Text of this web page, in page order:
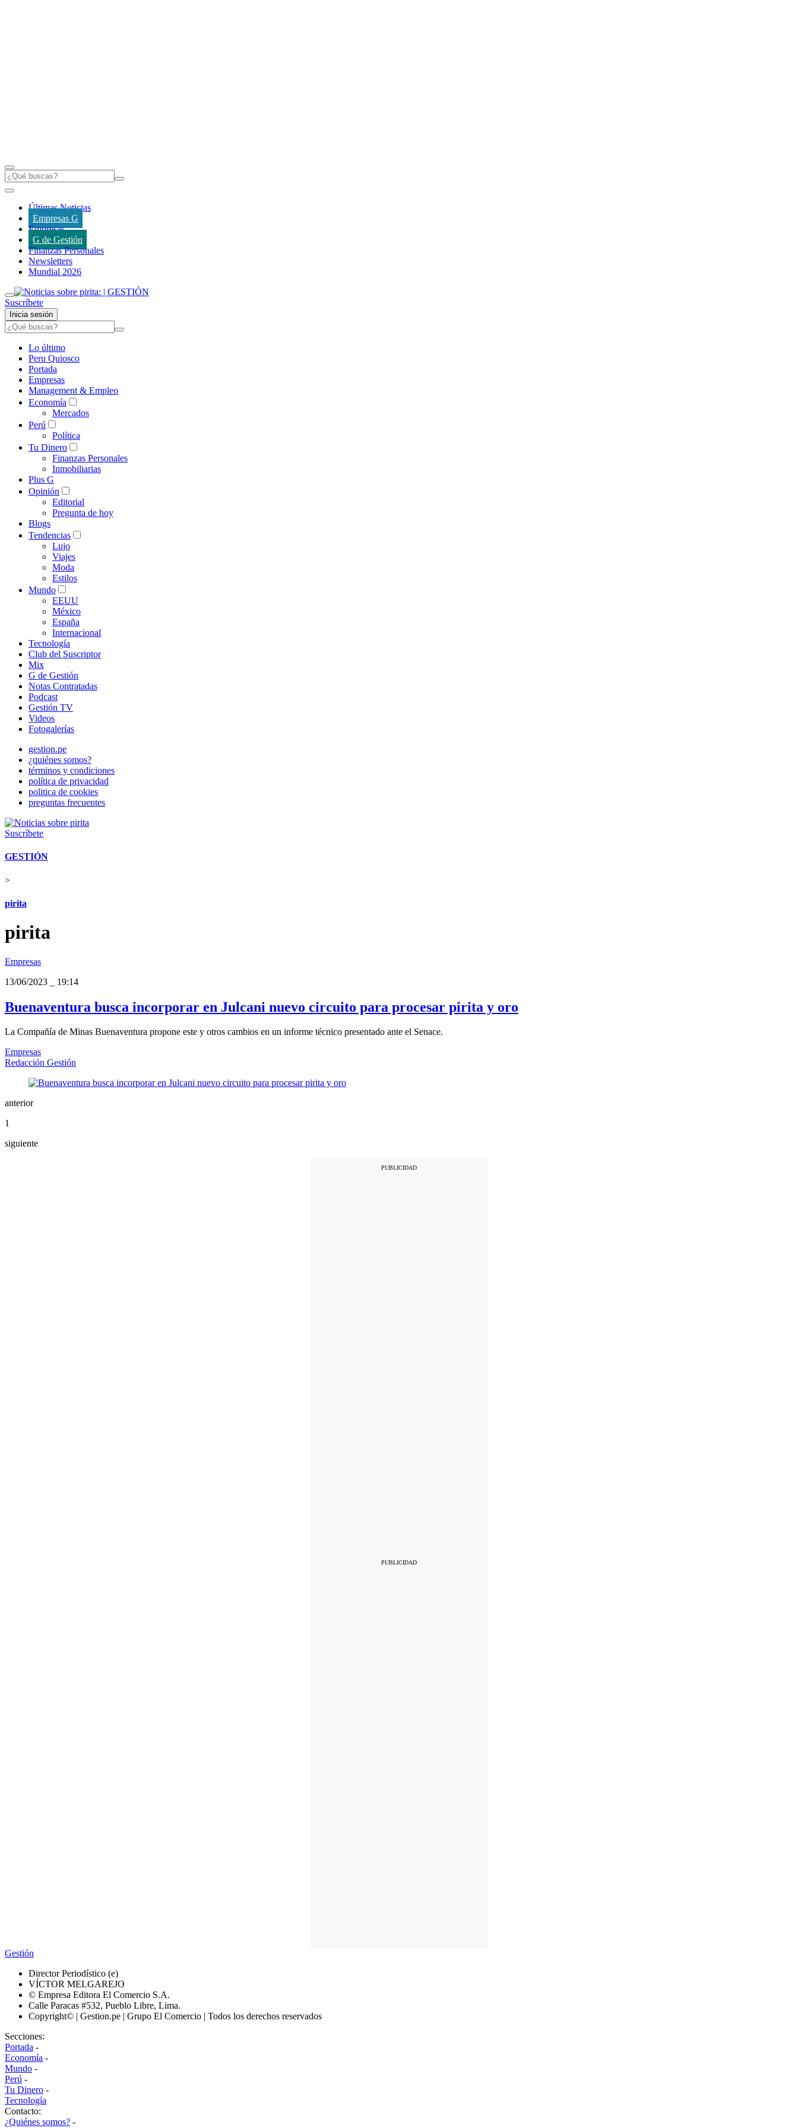
Últimas Noticias
Empresas G
Empresas
G de Gestión
Finanzas Personales
Newsletters
Mundial 2026
Suscríbete
Inicia sesión
Lo último
Peru Quiosco
Portada
Empresas
Management & Empleo
Economía
Mercados
Perú
Política
Tu Dinero
Finanzas Personales
Inmobiliarias
Plus G
Opinión
Editorial
Pregunta de hoy
Blogs
Tendencias
Lujo
Viajes
Moda
Estilos
Mundo
EEUU
México
España
Internacional
Tecnología
Club del Suscriptor
Mix
G de Gestión
Notas Contratadas
Podcast
Gestión TV
Videos
Fotogalerías
gestion.pe
¿quiénes somos?
términos y condiciones
política de privacidad
politica de cookies
preguntas frecuentes
Suscríbete
GESTIÓN
>
pirita
pirita
Empresas
13/06/2023
19:14
Buenaventura busca incorporar en Julcani nuevo circuito para procesar pirita y oro
La Compañía de Minas Buenaventura propone este y otros cambios en un informe técnico presentado ante el Senace.
Empresas
Redacción Gestión
anterior
1
siguiente
Gestión
Director Periodístico (e)
VÍCTOR MELGAREJO
© Empresa Editora El Comercio S.A.
Calle Paracas #532, Pueblo Libre, Lima.
Copyright© | Gestion.pe | Grupo El Comercio | Todos los derechos reservados
Secciones:
Portada -
Economía -
Mundo -
Perú -
Tu Dinero -
Tecnología
Contacto:
¿Quiénes somos? -